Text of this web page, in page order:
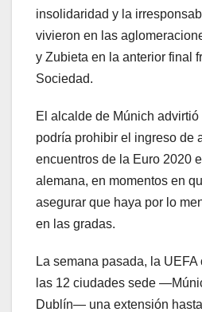
insolidaridad y la
vivieron en las
y Zubieta en la anterior final
Sociedad.
El alcalde de Múnich
podría prohibir el ingreso de
encuentros de la Euro 2020
alemana, en momentos en
asegurar que haya por lo
en las gradas.
La semana pasada, la
las 12 ciudades sede
Dublín— una extensión